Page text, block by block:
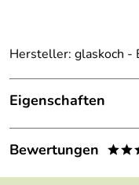
Hersteller: glaskoch -
Eigenschaften
Bewertungen